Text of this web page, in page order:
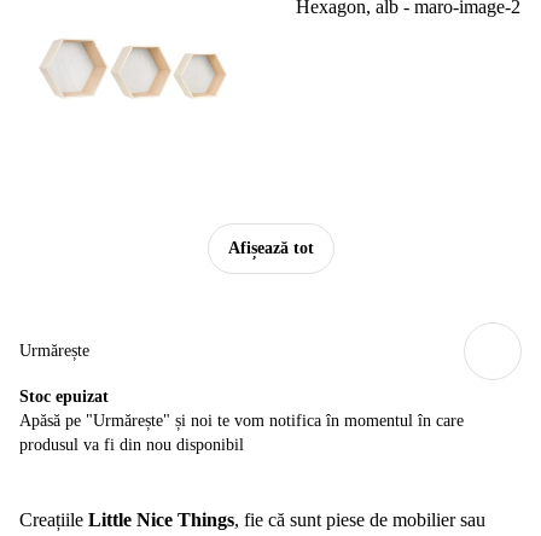
Afișează tot
Urmărește
Stoc epuizat
Apăsă pe "Urmărește" și noi te vom notifica în momentul în care
produsul va fi din nou disponibil
Creațiile Little Nice Things, fie că sunt piese de mobilier sau